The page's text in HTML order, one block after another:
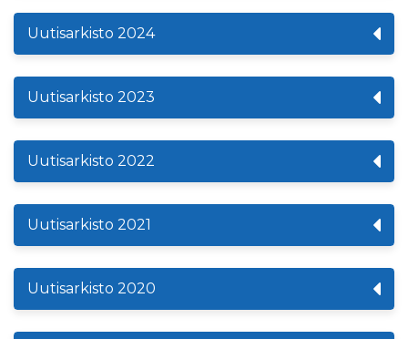
Uutisarkisto 2024
Uutisarkisto 2023
Uutisarkisto 2022
Uutisarkisto 2021
Uutisarkisto 2020